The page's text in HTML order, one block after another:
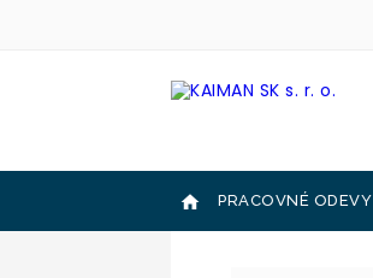
 PRACOVNÉ ODEVY